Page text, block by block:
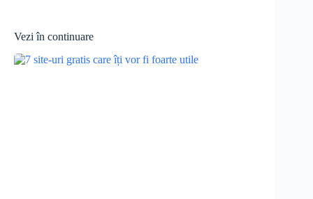
Vezi în continuare